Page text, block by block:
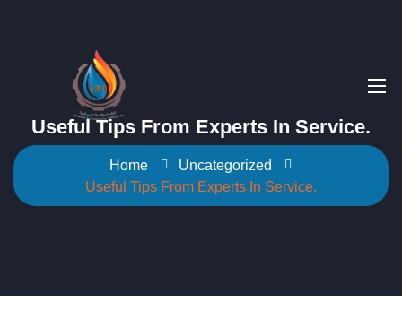
Useful Tips From Experts In Service.
Home
Uncategorized
Useful Tips From Experts In Service.